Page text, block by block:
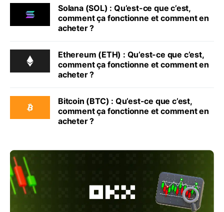
Solana (SOL) : Qu’est-ce que c’est,
comment ça fonctionne et comment en
acheter ?
Ethereum (ETH) : Qu’est-ce que c’est,
comment ça fonctionne et comment en
acheter ?
Bitcoin (BTC) : Qu’est-ce que c’est,
comment ça fonctionne et comment en
acheter ?